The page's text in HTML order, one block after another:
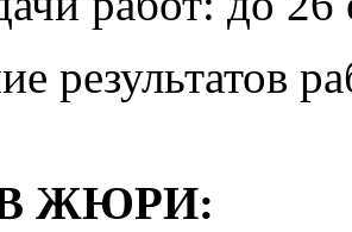
результатов
ЖЮРИ: